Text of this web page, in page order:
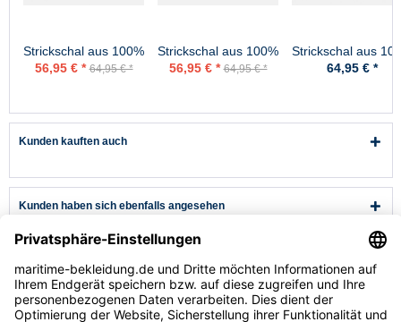
Strickschal aus 100%
Schurwolle - Merino -
56,95 € * 64,95 € *
Strickschal aus 100%
Schurwolle - Merino -
56,95 € * 64,95 € *
Strickschal aus
Schurwolle -
64,95 € *
Kunden kauften auch
Kunden haben sich ebenfalls angesehen